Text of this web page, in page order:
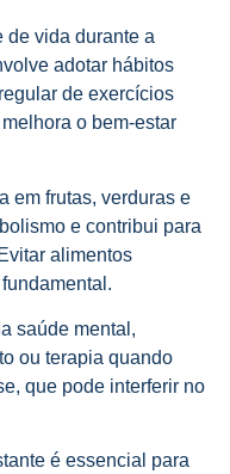
de vida durante a
adotar hábitos
de exercícios
o bem-estar
em frutas, verduras e
e contribui para
alimentos
saúde mental,
ou terapia quando
que pode interferir no
é essencial para